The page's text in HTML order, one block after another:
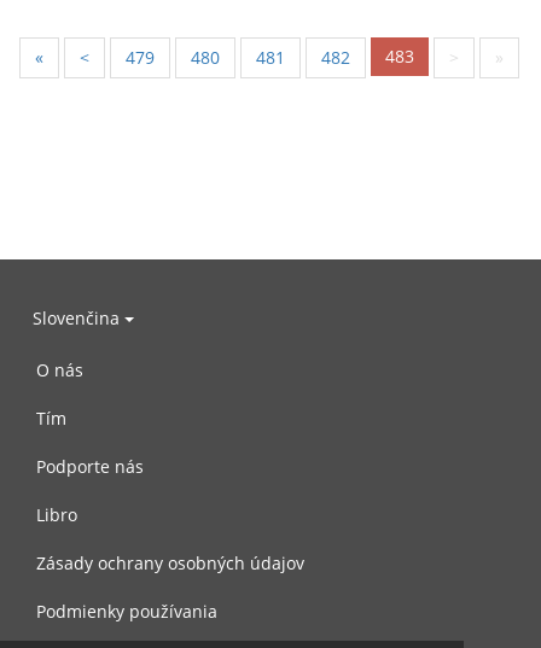
« < 479 480 481 482 483 > »
Slovenčina
O nás
Tím
Podporte nás
Libro
Zásady ochrany osobných údajov
Podmienky používania